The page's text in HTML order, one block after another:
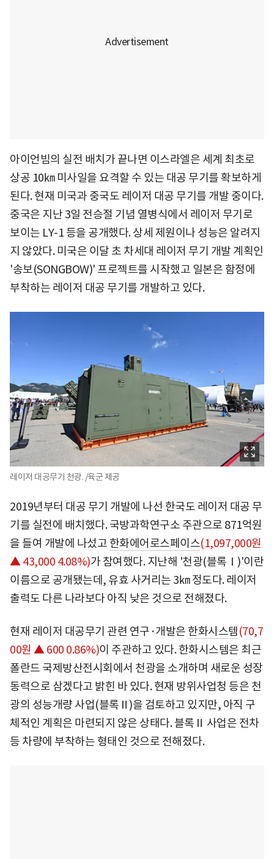
아이언빔의 실전 배치가 끝나면 이스라엘은 세계 최초로
상공 10㎞ 미사일을 요격할 수 있는 대공 무기를 확보하게
된다. 현재 미국과 중국도 레이저 대공 무기를 개발 중이다.
중국은 지난 3일 전승절 기념 열병식에서 레이저 무기로
보이는 LY-1 등을 공개했다. 상세 제원이나 성능은 알려지
지 않았다. 미국은 이달 초 차세대 레이저 무기 개발 계획인
'송보(SONGBOW)' 프로젝트를 시작했고 일본은 함정에
부착하는 레이저 대공 무기를 개발하고 있다.
레이저 대공무기 천광. /육군 제공
2019년부터 대공 무기 개발에 나선 한국도 레이저 대공 무
기를 실전에 배치했다. 국방과학연구소 주관으로 871억원
을 들여 개발에 나섰고 한화에어로스페이스(1,097,000원
▲ 43,000 4.08%)가 참여했다. 지난해 '천광(블록Ⅰ)'이란
이름으로 공개됐는데, 유효 사거리는 3㎞ 정도다. 레이저
출력도 다른 나라보다 아직 낮은 것으로 전해졌다.
현재 레이저 대공무기 관련 연구·개발은 한화시스템(70,7
00원 ▲ 600 0.86%)이 주관하고 있다. 한화시스템은 최근
폴란드 국제방산전시회에서 천광을 소개하며 새로운 성장
동력으로 삼겠다고 밝힌 바 있다. 현재 방위사업청 등은 천
광의 성능개량 사업(블록Ⅱ)을 검토하고 있지만, 아직 구
체적인 계획은 마련되지 않은 상태다. 블록Ⅱ 사업은 전차
등 차량에 부착하는 형태인 것으로 전해졌다.